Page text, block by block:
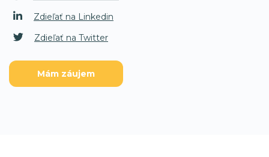
Zdieľať na Linkedin
Zdieľať na Twitter
Mám záujem